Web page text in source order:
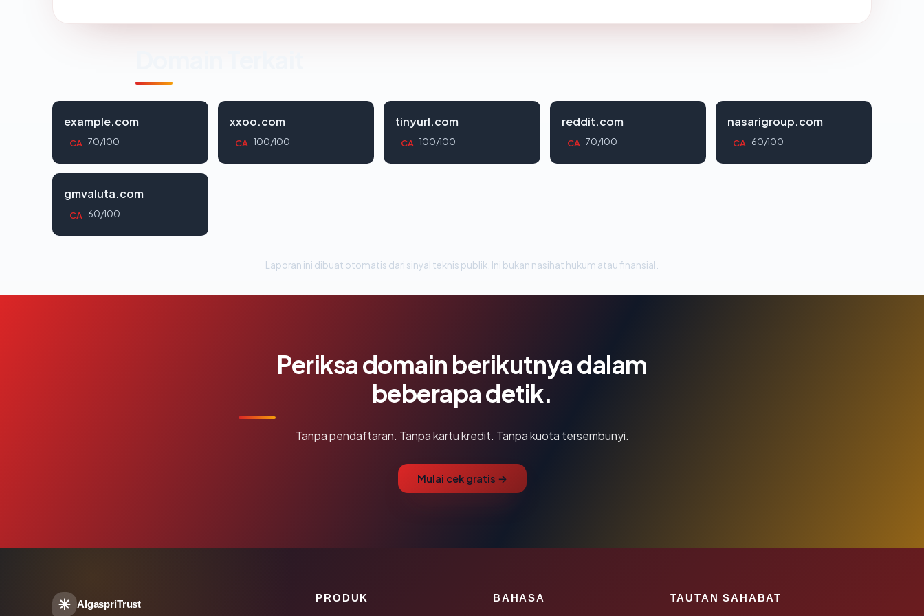
example.com
CA 70/100
xxoo.com
CA 100/100
tinyurl.com
CA 100/100
reddit.com
CA 70/100
nasarigroup.com
CA 60/100
gmvaluta.com
CA 60/100
Laporan ini dibuat otomatis dari sinyal teknis publik. Ini bukan nasihat hukum atau finansial.
Periksa domain berikutnya dalam
beberapa detik.
Tanpa pendaftaran. Tanpa kartu kredit. Tanpa kuota tersembunyi.
Mulai cek gratis →
AlgaspriTrust
PRODUK BAHASA TAUTAN SAHABAT